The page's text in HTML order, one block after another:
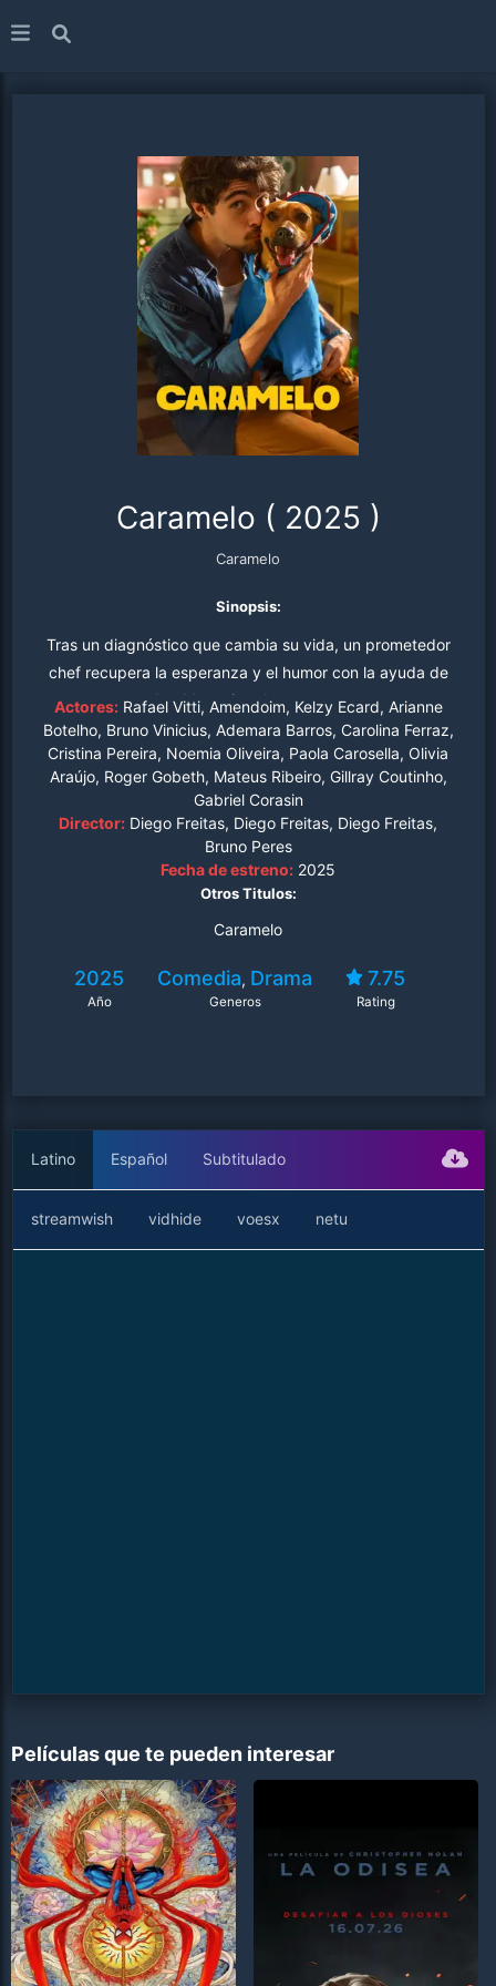
Caramelo ( 2025 )
Caramelo
Sinopsis:
Tras un diagnóstico que cambia su vida, un prometedor
chef recupera la esperanza y el humor con la ayuda de
un adorable amigo de cuatro patas.
Actores: Rafael Vitti, Amendoim, Kelzy Ecard, Arianne
Botelho, Bruno Vinicius, Ademara Barros, Carolina Ferraz,
Cristina Pereira, Noemia Oliveira, Paola Carosella, Olivia
Araújo, Roger Gobeth, Mateus Ribeiro, Gillray Coutinho,
Gabriel Corasin
Director: Diego Freitas, Diego Freitas, Diego Freitas,
Bruno Peres
Fecha de estreno: 2025
Otros Titulos:
Caramelo
2025
Año
Comedia, Drama
Generos
7.75
Rating
Latino Español Subtitulado
streamwish vidhide voesx netu
Películas que te pueden interesar